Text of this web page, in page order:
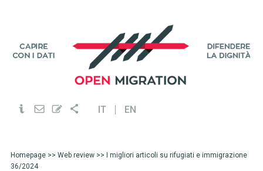
IT EN
Homepage>> Web review>> I migliori articoli su rifugiati e immigrazione
36/2024